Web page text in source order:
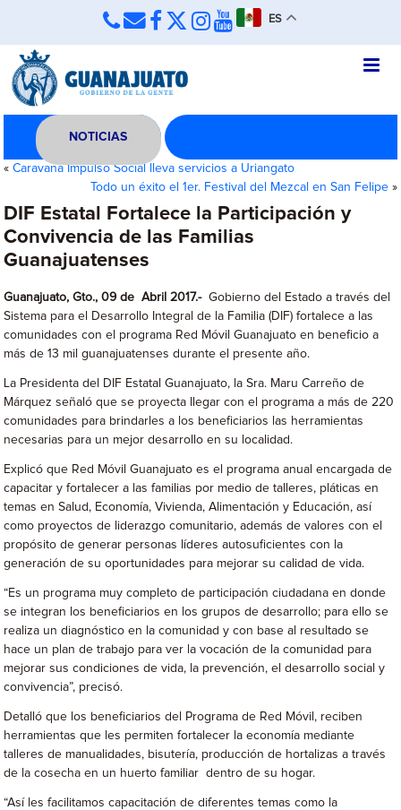
ES
NOTICIAS
«Caravana Impulso Social lleva servicios a Uriangato
Todo un éxito el 1er. Festival del Mezcal en San Felipe»
DIF Estatal Fortalece la Participación y
Convivencia de las Familias
Guanajuatenses
Guanajuato, Gto., 09 de Abril 2017.-Gobierno del Estado a través del
Sistema para el Desarrollo Integral de la Familia (DIF) fortalece a las
comunidades con el programa Red Móvil Guanajuato en beneficio a
más de 13 mil guanajuatenses durante el presente año.
La Presidenta del DIF Estatal Guanajuato, la Sra. Maru Carreño de
Márquez señaló que se proyecta llegar con el programa a más de 220
comunidades para brindarles a los beneficiarios las herramientas
necesarias para un mejor desarrollo en su localidad.
Explicó que Red Móvil Guanajuato es el programa anual encargada de
capacitar y fortalecer a las familias por medio de talleres, pláticas en
temas en Salud, Economía, Vivienda, Alimentación y Educación, así
como proyectos de liderazgo comunitario, además de valores con el
propósito de generar personas líderes autosuficientes con la
generación de su oportunidades para mejorar su calidad de vida.
“Es un programa muy completo de participación ciudadana en donde
se integran los beneficiarios en los grupos de desarrollo; para ello se
realiza un diagnóstico en la comunidad y con base al resultado se
hace un plan de trabajo para ver la vocación de la comunidad para
mejorar sus condiciones de vida, la prevención, el desarrollo social y
convivencia”, precisó.
Detalló que los beneficiarios del Programa de Red Móvil, reciben
herramientas que les permiten fortalecer la economía mediante
talleres de manualidades, bisutería, producción de hortalizas a través
de la cosecha en un huerto familiar dentro de su hogar.
“Así les facilitamos capacitación de diferentes temas como la